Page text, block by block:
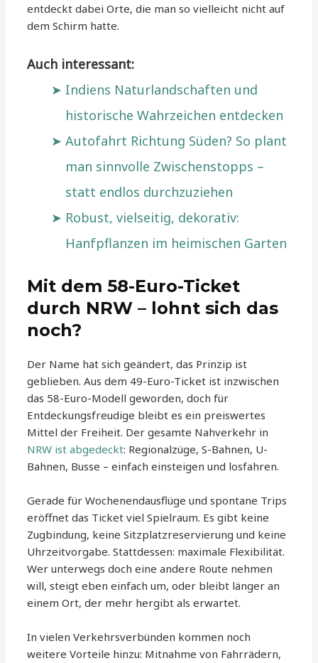
entdeckt dabei Orte, die man so vielleicht nicht auf
dem Schirm hatte.
Auch interessant:
Indiens Naturlandschaften und
historische Wahrzeichen entdecken
Autofahrt Richtung Süden? So plant
man sinnvolle Zwischenstopps –
statt endlos durchzuziehen
Robust, vielseitig, dekorativ:
Hanfpflanzen im heimischen Garten
Mit dem 58-Euro-Ticket
durch NRW – lohnt sich das
noch?
Der Name hat sich geändert, das Prinzip ist
geblieben. Aus dem 49-Euro-Ticket ist inzwischen
das 58-Euro-Modell geworden, doch für
Entdeckungsfreudige bleibt es ein preiswertes
Mittel der Freiheit. Der gesamte Nahverkehr in
NRW ist abgedeckt: Regionalzüge, S-Bahnen, U-
Bahnen, Busse – einfach einsteigen und losfahren.
Gerade für Wochenendausflüge und spontane Trips
eröffnet das Ticket viel Spielraum. Es gibt keine
Zugbindung, keine Sitzplatzreservierung und keine
Uhrzeitvorgabe. Stattdessen: maximale Flexibilität.
Wer unterwegs doch eine andere Route nehmen
will, steigt eben einfach um, oder bleibt länger an
einem Ort, der mehr hergibt als erwartet.
In vielen Verkehrsverbünden kommen noch
weitere Vorteile hinzu: Mitnahme von Fahrrädern,